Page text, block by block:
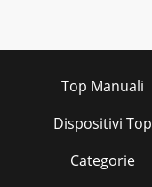
Top Manuali
Dispositivi Top
Categorie